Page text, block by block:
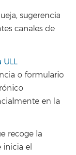
sugerencia
canales de
ULL
o formulario
en la
recoge la
inicia el